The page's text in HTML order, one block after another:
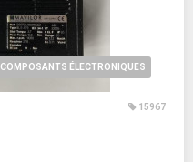
COMPOSANTS ÉLECTRONIQUES
15967